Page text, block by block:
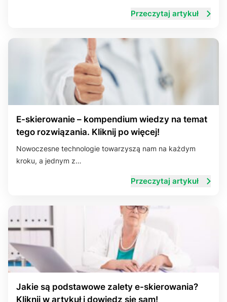
Przeczytaj artykuł
E-skierowanie – kompendium wiedzy na temat
tego rozwiązania. Kliknij po więcej!
Nowoczesne technologie towarzyszą nam na każdym
kroku, a jednym z…
Przeczytaj artykuł
Jakie są podstawowe zalety e-skierowania?
Kliknij w artykuł i dowiedz się sam!